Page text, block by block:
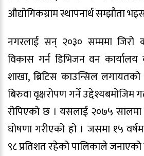
औद्योगिकग्राम स्थापनार्थ सम्झौता
नगरलाई सन् २०३० सम्ममा जिरो
विकास गर्न डिभिजन वन कार्यालय
शाखा, ब्रिटिस काउन्सिल
बिरुवा वृक्षरोपण गर्ने उद्देश्यबमोजिम
रोपिएको छ । यसलाई २०७५ सालमा
घोषणा गरीएको हो । जसमा १५
९८ प्रतिशत रहेको पालिकाले जनाएको